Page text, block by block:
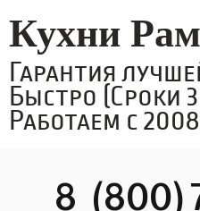
Кухни
Гарантия
Быстро (Сроки
Работаем с
8